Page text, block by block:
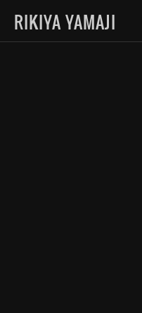
RIKIYA YAMAJI